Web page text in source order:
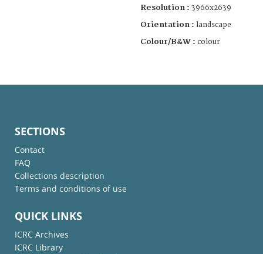
Resolution : 3966x2639
Orientation : landscape
Colour/B&W : colour
SECTIONS
Contact
FAQ
Collections description
Terms and conditions of use
QUICK LINKS
ICRC Archives
ICRC Library